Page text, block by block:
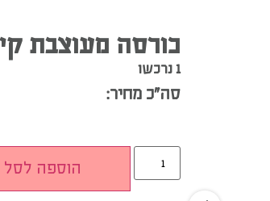
כורסה מעוצבת
1 נרכשו
סה”כ מחיר:
הוספה לסל